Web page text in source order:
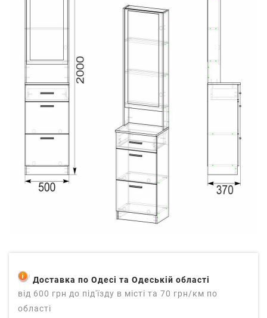
Доставка по Одесі та Одеській області
від 600 грн до під'їзду в місті та 70 грн/км по
області